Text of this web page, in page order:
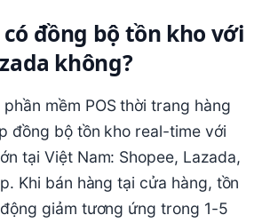
đồng bộ tồn kho với
không?
mềm POS thời trang hàng
đồng bộ tồn kho real-time với
tại Việt Nam: Shopee, Lazada,
Khi bán hàng tại cửa hàng, tồn
giảm tương ứng trong 1-5